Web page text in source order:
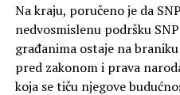
Na kraju, poručeno je da
nedvosmislenu podršku
građanima ostaje na
pred zakonom i prava
koja se tiču njegove